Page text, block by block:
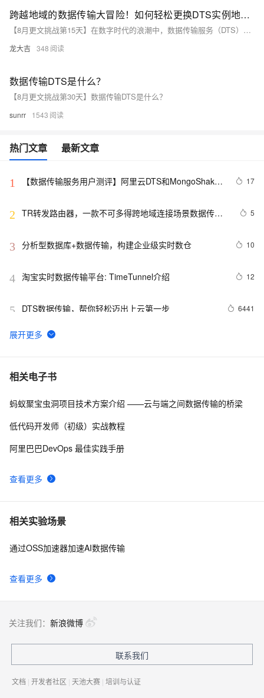
跨越地域的数据传输大冒险！如何轻松更换DTS实例地域，全面攻略揭秘！
【8月更文挑战第15天】在数字时代的浪潮中，数据传输服务（DTS）是企业跨地域扩张的重要桥梁。然而，更换DTS实例地域就像是一场冒险旅程，充满了未知和挑战。本文将带你踏上这场跨越地域的数据传输大冒险，揭示如何轻松更换DTS实例地域的秘密。无论你是追求速度的迁移高手，还是成本敏感的手动操作者，这里都有你需要的答案。让我们一起探索这个神秘的世界，解锁数据传输的无限可能！
龙大吉 348
数据传输DTS是什么？
【8月更文挑战第30天】数据传输DTS是什么？
sunrr 1543
热门文章 最新文章
1
【数据传输服务用户测评】阿里云DTS和MongoShake
17
2 TR转发路由器，一款不可多得跨地域连接场景数据传输
5
3 分析型数据库+数据传输，构建企业级实时数仓 10
4 淘宝实时数据传输平台: TimeTunnel介绍 12
5 DTS数据传输，帮你轻松迈出上云第一步 6441
6 HTTPS：如何确保您的网站数据传输安全？
7 FileZilla软件的下载、服务器站点配置与数据传输方法
8 【WebRTC原理探索】更进一步，核心组件RTP/RTCP数
（上）
杂类型
相关电子书
查看更多
蚂蚁聚宝虫洞项目技术方案介绍 ——云与端之间数据传输的桥梁
低代码开发师（初级）实战教程
阿里巴巴DevOps 最佳实践手册
相关实验场景
查看更多
通过OSS加速器加速AI数据传输
关注我们： 新浪微博
联系我们
文档 | 开发者社区 | 天池大赛 | 培训与认证